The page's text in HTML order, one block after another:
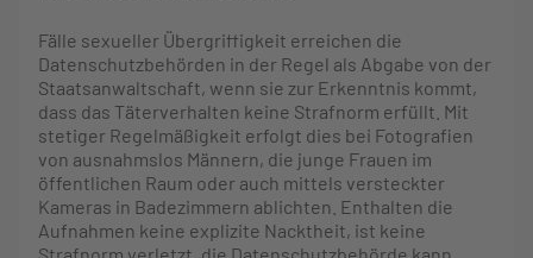
Fälle sexueller Übergriffigkeit erreichen die
Datenschutzbehörden in der Regel als Abgabe von der
Staatsanwaltschaft, wenn sie zur Erkenntnis kommt,
dass das Täterverhalten keine Strafnorm erfüllt. Mit
stetiger Regelmäßigkeit erfolgt dies bei Fotografien
von ausnahmslos Männern, die junge Frauen im
öffentlichen Raum oder auch mittels versteckter
Kameras in Badezimmern ablichten. Enthalten die
Aufnahmen keine explizite Nacktheit, ist keine